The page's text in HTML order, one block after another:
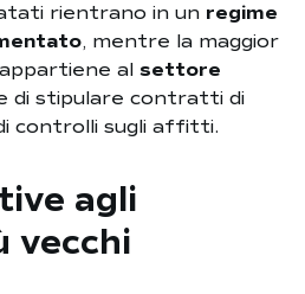
rientrano in un regime
, mentre la maggior
al settore
di stipulare contratti di
controlli sugli affitti.
agli
vecchi